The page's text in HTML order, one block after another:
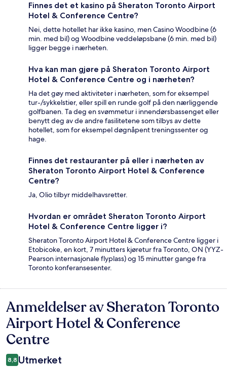
Finnes det et kasino på Sheraton Toronto Airport
Hotel & Conference Centre?
Nei, dette hotellet har ikke kasino, men Casino Woodbine (6
min. med bil) og Woodbine veddeløpsbane (6 min. med bil)
ligger begge i nærheten.
Hva kan man gjøre på Sheraton Toronto Airport
Hotel & Conference Centre og i nærheten?
Ha det gøy med aktiviteter i nærheten, som for eksempel
tur-/sykkelstier, eller spill en runde golf på den nærliggende
golfbanen. Ta deg en svømmetur i innendørsbassenget eller
benytt deg av de andre fasilitetene som tilbys av dette
hotellet, som for eksempel døgnåpent treningssenter og
hage.
Finnes det restauranter på eller i nærheten av
Sheraton Toronto Airport Hotel & Conference
Centre?
Ja, Olio tilbyr middelhavsretter.
Hvordan er området Sheraton Toronto Airport
Hotel & Conference Centre ligger i?
Sheraton Toronto Airport Hotel & Conference Centre ligger i
Etobicoke, en kort, 7 minutters kjøretur fra Toronto, ON (YYZ-
Pearson internasjonale flyplass) og 15 minutter gange fra
Toronto konferansesenter.
Anmeldelser
Anmeldelser av Sheraton Toronto
Airport Hotel & Conference
Centre
8,8 Utmerket